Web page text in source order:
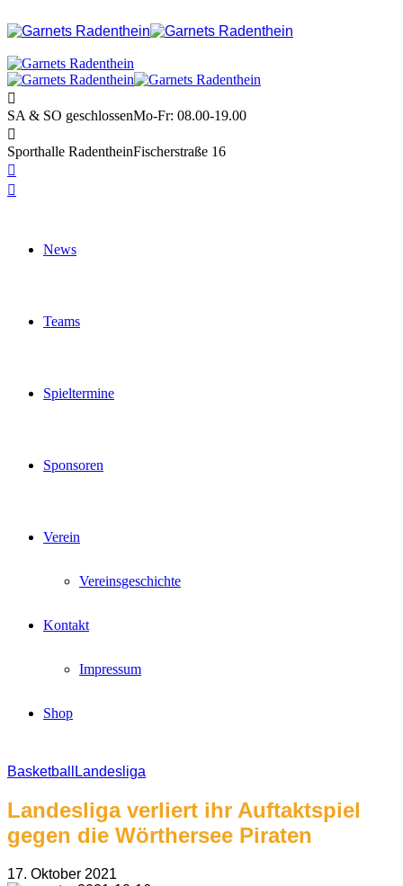
SA & SO geschlossenMo-Fr: 08.00-19.00
Sporthalle RadentheinFischerstraße 16
News
Teams
Spieltermine
Sponsoren
Verein
Vereinsgeschichte
Kontakt
Impressum
Shop
Basketball Landesliga
Landesliga verliert ihr Auftaktspiel
gegen die Wörthersee Piraten
17. Oktober 2021